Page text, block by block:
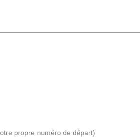
propre numéro de départ)